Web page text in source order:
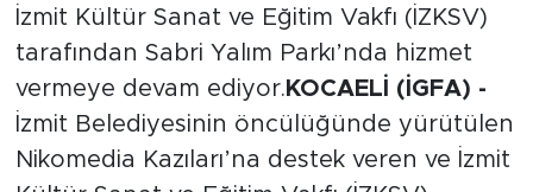
İzmit Kültür Sanat ve Eğitim Vakfı (İZKSV)
tarafından Sabri Yalım Parkı’nda hizmet
vermeye devam ediyor. KOCAELİ (İGFA) -
İzmit Belediyesinin öncülüğünde yürütülen
Nikomedia Kazıları’na destek veren ve İzmit